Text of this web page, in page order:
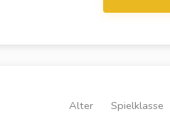
Spielklasse
Alter